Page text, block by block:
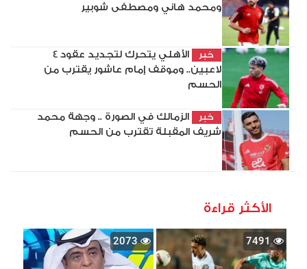
ومحمد هاني ومصطفى شوبير
خبر
الأهلي يتحرك لتجديد عقود 4
لاعبين.. وموقف إمام عاشور يقترب من
الحسم
خبر
الزمالك في الصورة .. وجهة محمد
شريف المقبلة تقترب من الحسم
الأكثر قراءة
7491
2073